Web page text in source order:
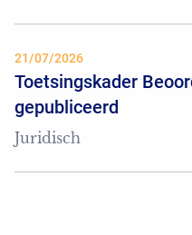
21/07/2026
Toetsingskader
gepubliceerd
Juridisch